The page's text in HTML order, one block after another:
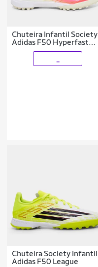
Chuteira Infantil Society
Adidas F50 Hyperfast
League Copa Do Mundo
Chuteira Society Infantil
Adidas F50 League